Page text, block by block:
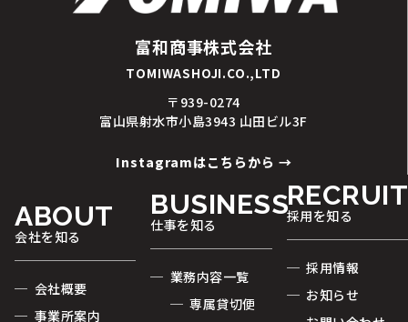
富和商事株式会社
TOMIWASHOJI.CO.,LTD
〒939-0274
富山県射水市小島3943 山田ビル3F
Instagramはこちらから →
ABOUT
会社を知る
─ 会社概要
─ 事業所案内
BUSINESS
仕事を知る
─ 業務内容一覧
─ 専属貸切便
RECRUIT
採用を知る
─ 採用情報
─ お知らせ